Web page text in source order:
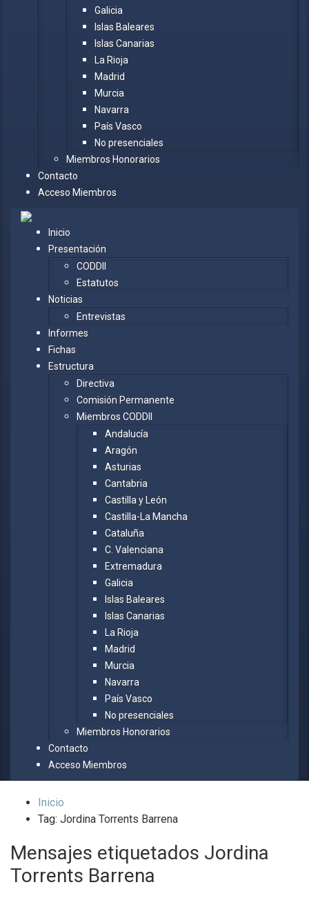
Galicia
Islas Baleares
Islas Canarias
La Rioja
Madrid
Murcia
Navarra
País Vasco
No presenciales
Miembros Honorarios
Contacto
Acceso Miembros
Inicio
Presentación
CODDII
Estatutos
Noticias
Entrevistas
Informes
Fichas
Estructura
Directiva
Comisión Permanente
Miembros CODDII
Andalucía
Aragón
Asturias
Cantabria
Castilla y León
Castilla-La Mancha
Cataluña
C. Valenciana
Extremadura
Galicia
Islas Baleares
Islas Canarias
La Rioja
Madrid
Murcia
Navarra
País Vasco
No presenciales
Miembros Honorarios
Contacto
Acceso Miembros
Inicio
Tag: Jordina Torrents Barrena
Mensajes etiquetados Jordina
Torrents Barrena